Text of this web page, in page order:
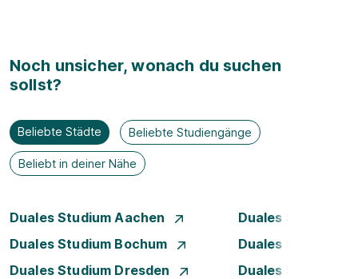
Noch unsicher, wonach du suchen
sollst?
Beliebte Städte Beliebte Studiengänge
Beliebt in deiner Nähe
Duales Studium Aachen
Duales Studium
Duales Studium Bochum
Duales Studium
Duales Studium Dresden
Duales Studium